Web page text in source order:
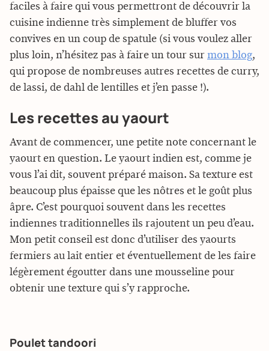
faciles à faire qui vous permettront de découvrir la
cuisine indienne très simplement de bluffer vos
convives en un coup de spatule (si vous voulez aller
plus loin, n’hésitez pas à faire un tour sur mon blog,
qui propose de nombreuses autres recettes de curry,
de lassi, de dahl de lentilles et j’en passe !).
Les recettes au yaourt
Avant de commencer, une petite note concernant le
yaourt en question. Le yaourt indien est, comme je
vous l’ai dit, souvent préparé maison. Sa texture est
beaucoup plus épaisse que les nôtres et le goût plus
âpre. C’est pourquoi souvent dans les recettes
indiennes traditionnelles ils rajoutent un peu d’eau.
Mon petit conseil est donc d’utiliser des yaourts
fermiers au lait entier et éventuellement de les faire
légèrement égoutter dans une mousseline pour
obtenir une texture qui s’y rapproche.
Poulet tandoori